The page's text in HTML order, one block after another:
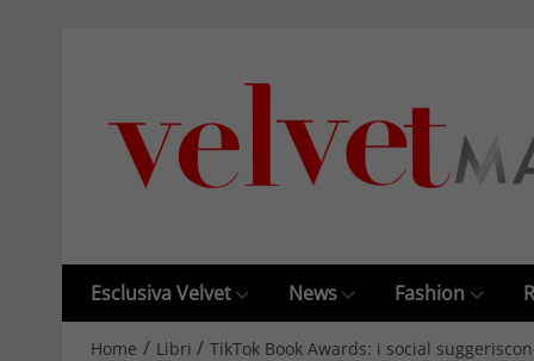
Esclusiva Velvet News Fashion
Home / Libri / TikTok Book Awards: i social